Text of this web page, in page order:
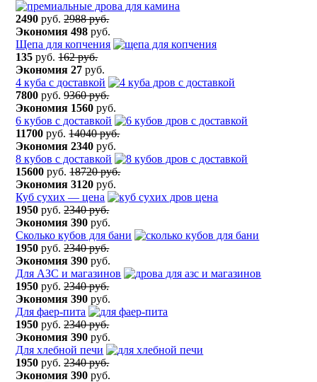
2490 руб.2988 руб.
Экономия 498 руб.
Щепа для копчения
135 руб.162 руб.
Экономия 27 руб.
4 куба с доставкой
7800 руб.9360 руб.
Экономия 1560 руб.
6 кубов с доставкой
11700 руб.14040 руб.
Экономия 2340 руб.
8 кубов с доставкой
15600 руб.18720 руб.
Экономия 3120 руб.
Куб сухих — цена
1950 руб.2340 руб.
Экономия 390 руб.
Сколько кубов для бани
1950 руб.2340 руб.
Экономия 390 руб.
Для АЗС и магазинов
1950 руб.2340 руб.
Экономия 390 руб.
Для фаер-пита
1950 руб.2340 руб.
Экономия 390 руб.
Для хлебной печи
1950 руб.2340 руб.
Экономия 390 руб.